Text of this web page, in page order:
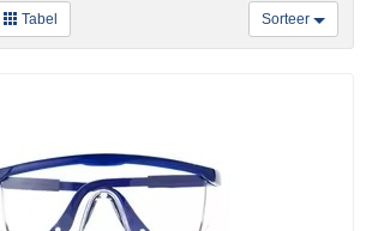
Sorteer
Tabel